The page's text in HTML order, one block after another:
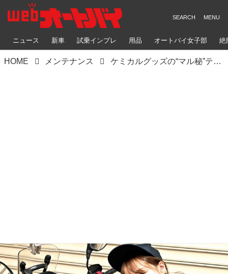
ニュース 新車 試乗インプレ 用品 オートバイ女子部 絶
HOME メンテナンス ケミカルグッズの“マル秘”テクニック10選｜塗布するだけ！ 漬けるだけ！ 簡単施工で愛車が好調に!?【新橋モーター商会】